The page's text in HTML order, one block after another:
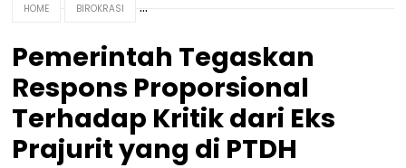
HOME BIROKRASI
Pemerintah Tegaskan
Respons Proporsional
Terhadap Kritik dari Eks
Prajurit yang di PTDH